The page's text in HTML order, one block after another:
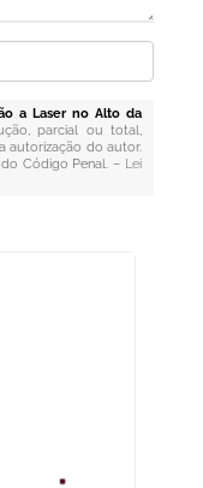
a Laser no Alto da
parcial ou total,
autorização do autor.
Código Penal. – Lei